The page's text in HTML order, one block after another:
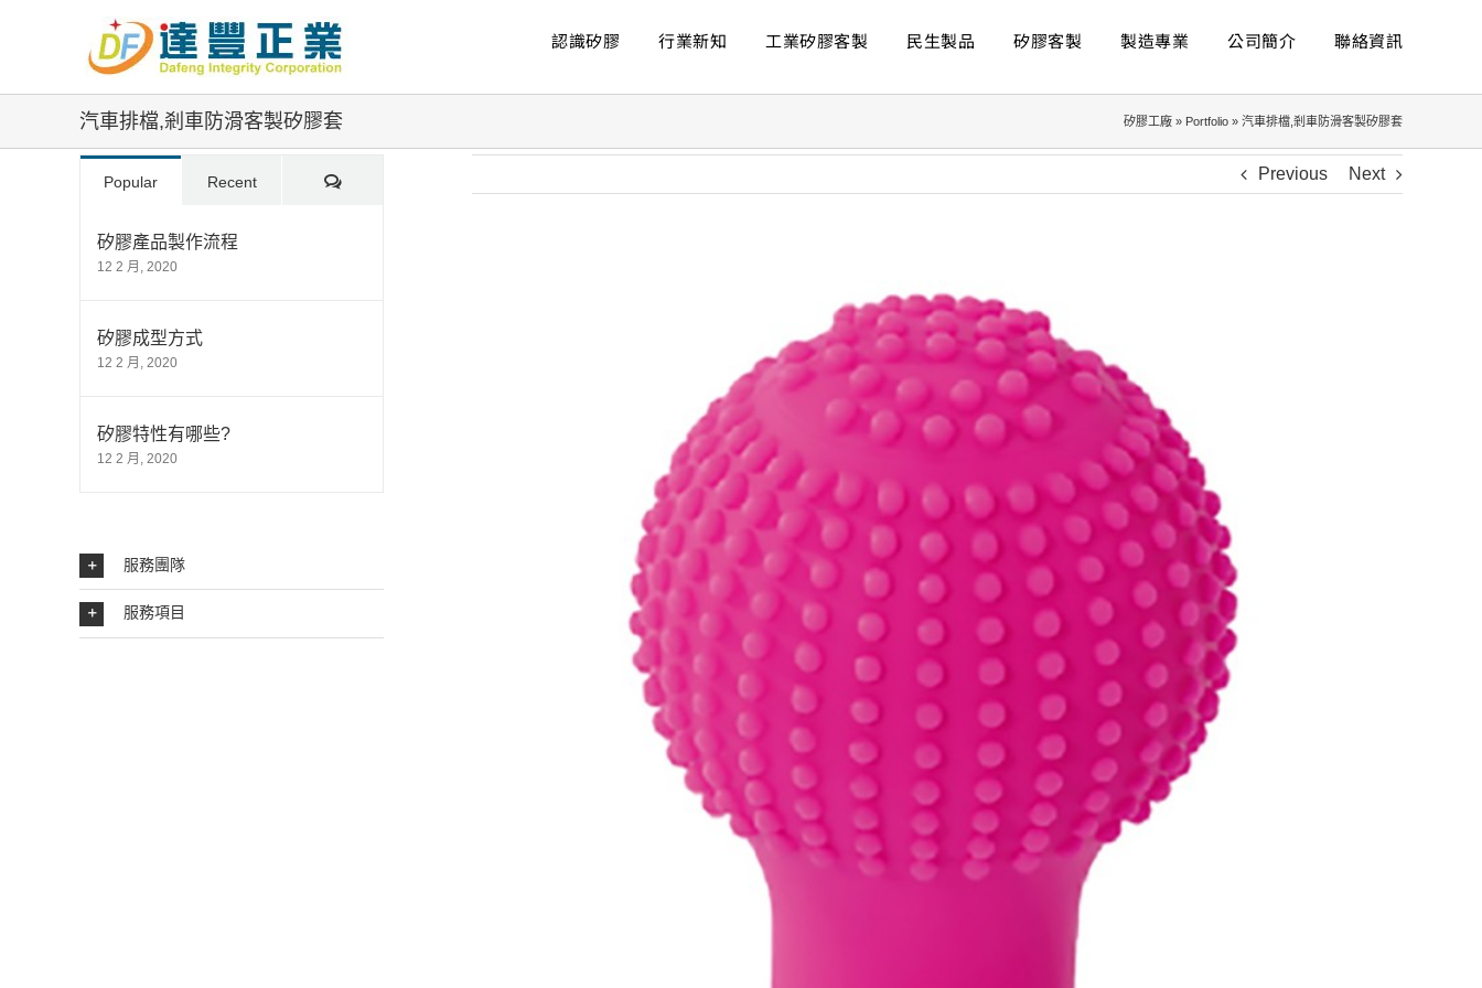
認識矽膠 行業新知 工業矽膠客製 民生製品 矽膠客製 製造專業 公司簡介 聯絡資訊
汽車排檔,剎車防滑客製矽膠套 矽膠工廠 » Portfolio » 汽車排檔,剎車防滑客製矽膠套
Previous Next
Popular Recent Comments
矽膠產品製作流程
12 2 月, 2020
矽膠成型方式
12 2 月, 2020
矽膠特性有哪些?
12 2 月, 2020
服務團隊
服務項目